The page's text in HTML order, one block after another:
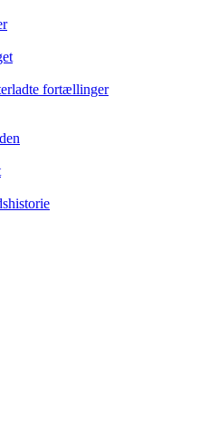
fortællinger